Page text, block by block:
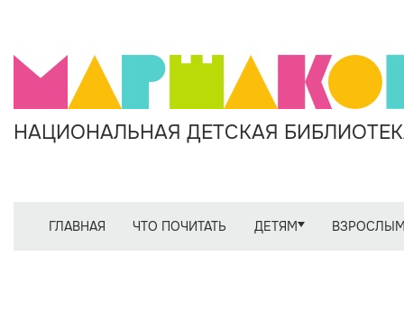
НАЦИОНАЛЬНАЯ ДЕТСКАЯ
ГЛАВНАЯ ЧТО ПОЧИТАТЬ ДЕТЯМ